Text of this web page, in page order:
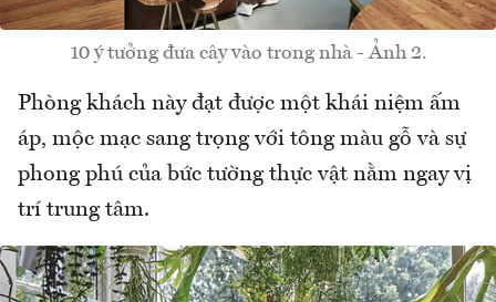
10 ý tưởng đưa cây vào trong nhà - Ảnh 2.
Phòng khách này đạt được một khái niệm ấm
áp, mộc mạc sang trọng với tông màu gỗ và sự
phong phú của bức tường thực vật nằm ngay vị
trí trung tâm.